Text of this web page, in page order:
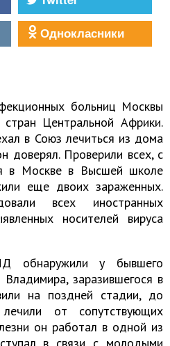
Однокласники
больниц Москвы
Центральной Африки.
в Союз лечиться из дома
доверял. Проверили всех, с
в Москве в Высшей школе
еще двоих зараженных.
всех иностранных
носителей вируса
обнаружили у бывшего
Владимира, заразившегося в
на поздней стадии, до
от сопутствующих
он работал в одной из